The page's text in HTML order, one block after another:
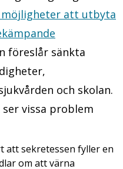
möjligheter att utbyta
föreslår sänkta
och skolan.
vissa problem
att sekretessen fyller en
om att värna